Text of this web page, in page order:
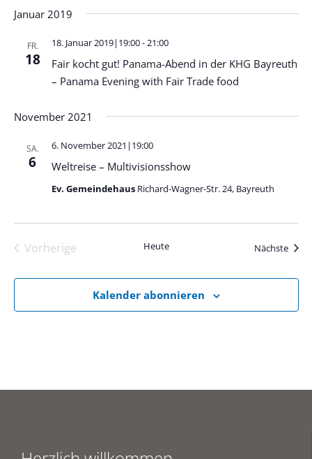
wählen.
Januar 2019
FR.
18
Fair kocht gut! Panama-Abend in der KHG Bayreuth
– Panama Evening with Fair Trade food
18. Januar 2019|19:00-21:00
November 2021
SA.
6 Weltreise – Multivisionsshow
6. November 2021|19:00
Ev. Gemeindehaus Richard-Wagner-Str. 24, Bayreuth
Vorherige
Heute Nächste
Kalender abonnieren